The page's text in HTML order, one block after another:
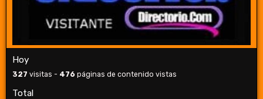
Hoy
327 visitas - 476 páginas de contenido vistas
Total